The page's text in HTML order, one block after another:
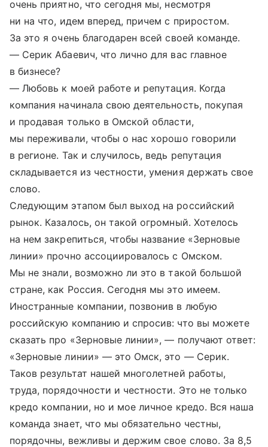
очень приятно, что сегодня мы, несмотря
ни на что, идем вперед, причем с приростом.
За это я очень благодарен всей своей команде.
— Серик Абаевич, что лично для вас главное
в бизнесе?
— Любовь к моей работе и репутация. Когда
компания начинала свою деятельность, покупая
и продавая только в Омской области,
мы переживали, чтобы о нас хорошо говорили
в регионе. Так и случилось, ведь репутация
складывается из честности, умения держать свое
слово.
Следующим этапом был выход на российский
рынок. Казалось, он такой огромный. Хотелось
на нем закрепиться, чтобы название «Зерновые
линии» прочно ассоциировалось с Омском.
Мы не знали, возможно ли это в такой большой
стране, как Россия. Сегодня мы это имеем.
Иностранные компании, позвонив в любую
российскую компанию и спросив: что вы можете
сказать про «Зерновые линии», — получают ответ:
«Зерновые линии» — это Омск, это — Серик.
Таков результат нашей многолетней работы,
труда, порядочности и честности. Это не только
кредо компании, но и мое личное кредо. Вся наша
команда знает, что мы обязательно честны,
порядочны, вежливы и держим свое слово. За 8,5